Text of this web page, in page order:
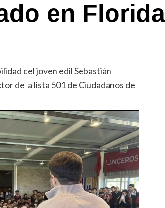
en Florida
del joven edil Sebastián
de la lista 501 de Ciudadanos de